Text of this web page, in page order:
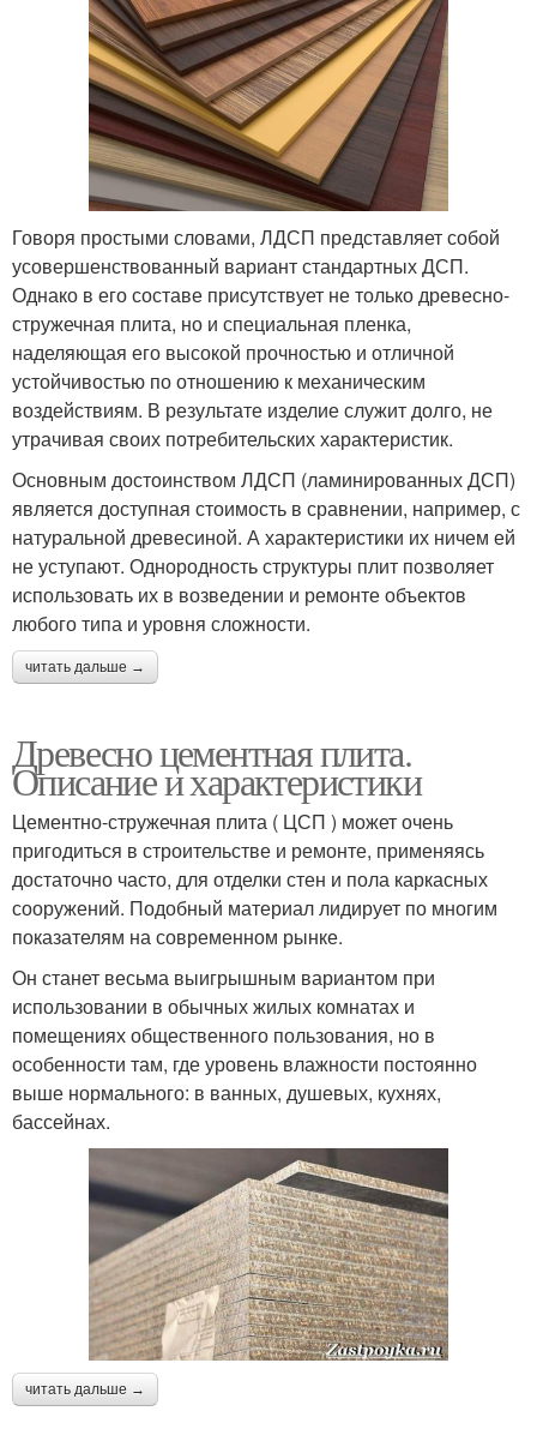
Говоря простыми словами, ЛДСП представляет собой
усовершенствованный вариант стандартных ДСП.
Однако в его составе присутствует не только древесно-
стружечная плита, но и специальная пленка,
наделяющая его высокой прочностью и отличной
устойчивостью по отношению к механическим
воздействиям. В результате изделие служит долго, не
утрачивая своих потребительских характеристик.
Основным достоинством ЛДСП (ламинированных ДСП)
является доступная стоимость в сравнении, например, с
натуральной древесиной. А характеристики их ничем ей
не уступают. Однородность структуры плит позволяет
использовать их в возведении и ремонте объектов
любого типа и уровня сложности.
читать дальше →
Древесно цементная плита.
Описание и характеристики
Цементно-стружечная плита ( ЦСП ) может очень
пригодиться в строительстве и ремонте, применяясь
достаточно часто, для отделки стен и пола каркасных
сооружений. Подобный материал лидирует по многим
показателям на современном рынке.
Он станет весьма выигрышным вариантом при
использовании в обычных жилых комнатах и
помещениях общественного пользования, но в
особенности там, где уровень влажности постоянно
выше нормального: в ванных, душевых, кухнях,
бассейнах.
читать дальше →